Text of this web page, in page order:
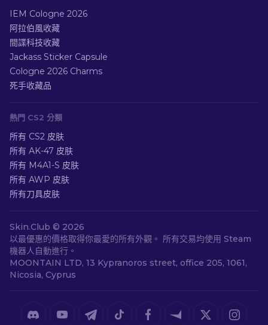
IEM Cologne 2026
阿拉伯風收藏
間諜科技收藏
Jackass Sticker Capsule
Cologne 2026 Charms
死手收藏品
熱門 CS2 分類
所有 CS2 皮肤
所有 AK-47 皮肤
所有 M4A1-S 皮肤
所有 AWP 皮肤
所有刀具皮肤
Skin.Club © 2026
以最優惠的價格取得你最愛的所有外觀。 所有交易均使用 Steam
機器人自動進行。
MOONTAIN LTD, 13 Kypranoros street, office 205, 1061,
Nicosia, Cyprus